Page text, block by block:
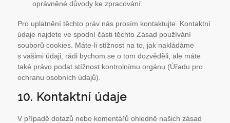
oprávněné důvody ke zpracování.
Pro uplatnění těchto práv nás prosím kontaktujte. Kontaktní
údaje najdete ve spodní části těchto Zásad používání
souborů cookies. Máte-li stížnost na to, jak nakládáme
s vašimi údaji, rádi bychom se o tom dozvěděli, ale máte
také právo podat stížnost kontrolnímu orgánu (Úřadu pro
ochranu osobních údajů).
10. Kontaktní údaje
V případě dotazů nebo komentářů ohledně našich zásad